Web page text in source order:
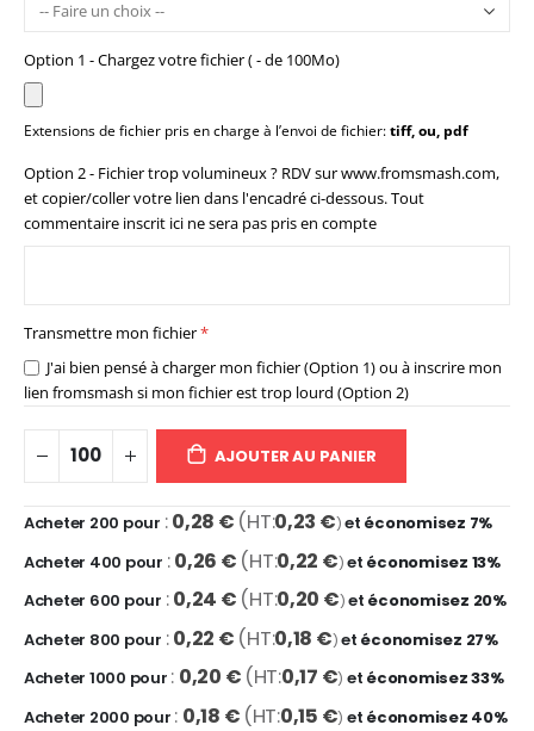
Option 1 - Chargez votre fichier ( - de 100Mo)
Extensions de fichier pris en charge à l’envoi de fichier:tiff, ou, pdf
Option 2 - Fichier trop volumineux ? RDV sur www.fromsmash.com,
et copier/coller votre lien dans l'encadré ci-dessous. Tout
commentaire inscrit ici ne sera pas pris en compte
Transmettre mon fichier
J'ai bien pensé à charger mon fichier (Option 1) ou à inscrire mon
lien fromsmash si mon fichier est trop lourd (Option 2)
AJOUTER AU PANIER
Acheter 200 pour 0,28 € 0,23 € et économisez 7%
Acheter 400 pour 0,26 € 0,22 € et économisez 13%
Acheter 600 pour 0,24 € 0,20 € et économisez 20%
Acheter 800 pour 0,22 € 0,18 € et économisez 27%
Acheter 1000 pour 0,20 € 0,17 € et économisez33%
Acheter 2000 pour 0,18 € 0,15 € et économisez 40%